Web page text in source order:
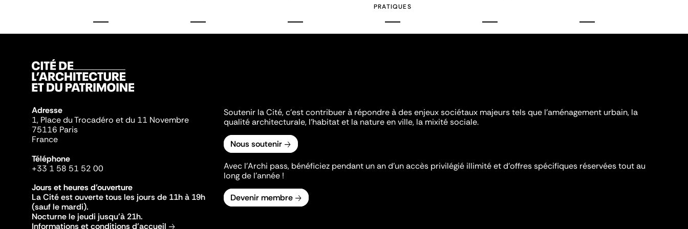
PRATIQUES
Adresse
1, Place du Trocadéro et du 11 Novembre
75116 Paris
France
Téléphone
+33 1 58 51 52 00
Jours et heures d'ouverture
La Cité est ouverte tous les jours de 11h à 19h
(sauf le mardi).
Nocturne le jeudi jusqu'à 21h.
Informations et conditions d'accueil
Soutenir la Cité, c'est contribuer à répondre à des enjeux sociétaux majeurs tels que l'aménagement urbain, la
qualité architecturale, l'habitat et la nature en ville, la mixité sociale.
Nous soutenir
Avec l’Archi pass, bénéficiez pendant un an d’un accès privilégié illimité et d’offres spécifiques réservées tout au
long de l’année !
Devenir membre